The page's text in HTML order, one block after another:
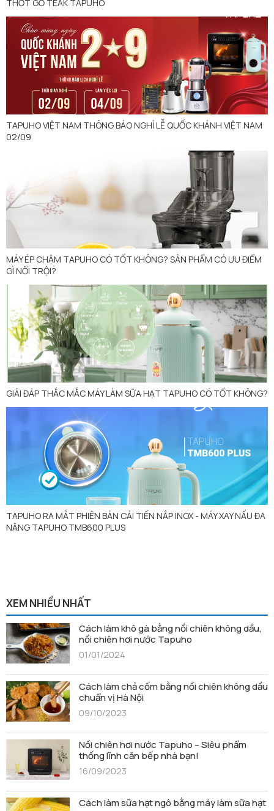
THỚT GỖ TEAK TAPUHO
TAPUHO VIỆT NAM THÔNG BÁO NGHỈ LỄ QUỐC KHÁNH VIỆT NAM
02/09
MÁY ÉP CHẬM TAPUHO CÓ TỐT KHÔNG? SẢN PHẨM CÓ ƯU ĐIỂM
GÌ NỔI TRỘI?
GIẢI ĐÁP THẮC MẮC MÁY LÀM SỮA HẠT TAPUHO CÓ TỐT KHÔNG?
TAPUHO RA MẮT PHIÊN BẢN CẢI TIẾN NẮP INOX - MÁY XAY NẤU ĐA
NĂNG TAPUHO TMB600 PLUS
XEM NHIỀU NHẤT
Cách làm khô gà bằng nồi chiên không dầu,
nồi chiên hơi nước Tapuho
01/01/2024
Cách làm chả cốm bằng nồi chiên không dầu
chuẩn vị Hà Nội
09/10/2023
Nồi chiên hơi nước Tapuho – Siêu phẩm
thống lĩnh căn bếp nhà bạn!
16/09/2023
Cách làm sữa hạt ngô bằng máy làm sữa hạt